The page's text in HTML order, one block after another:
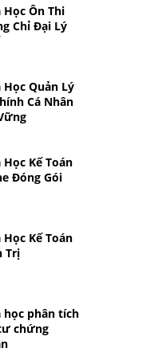
Học Ôn Thi
Chỉ Đại Lý
Học Quản Lý
Cá Nhân
Học Kế Toán
Đóng Gói
Học Kế Toán
Trị
học phân tích
chứng